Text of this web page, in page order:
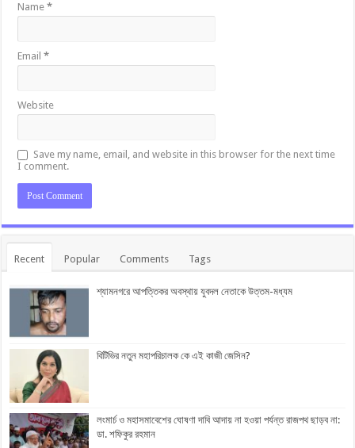
Name*
Email*
Website
Save my name, email, and website in this browser for the next time
I comment.
Recent Popular Comments Tags
শ্যামনগরে আপত্তিকর অবস্থায় যুবদল নেতাকে উত্তম-মধ্যম
বিটিভির নতুন মহাপরিচালক কে এই কাজী জেসিন?
লংমার্চ ও মহাসমাবেশের ঘোষণা দাবি আদায় না হওয়া পর্যন্ত রাজপথ ছাড়ব না:
ডা. শফিকুর রহমান